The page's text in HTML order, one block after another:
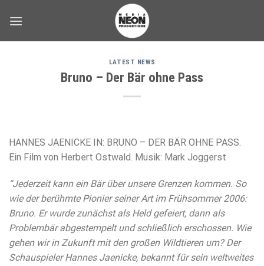
LATEST NEWS
Bruno – Der Bär ohne Pass
HANNES JAENICKE IN: BRUNO – DER BÄR OHNE PASS.
Ein Film von Herbert Ostwald. Musik: Mark Joggerst
“Jederzeit kann ein Bär über unsere Grenzen kommen. So
wie der berühmte Pionier seiner Art im Frühsommer 2006:
Bruno. Er wurde zunächst als Held gefeiert, dann als
Problembär abgestempelt und schließlich erschossen. Wie
gehen wir in Zukunft mit den großen Wildtieren um? Der
Schauspieler Hannes Jaenicke, bekannt für sein weltweites